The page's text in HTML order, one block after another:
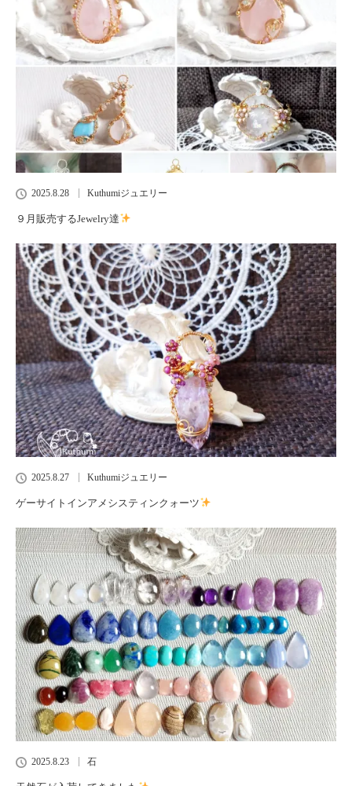
2025.8.28 Kuthumiジュエリー
９月販売するJewelry達
2025.8.27 Kuthumiジュエリー
ゲーサイトインアメシスティンクォーツ
2025.8.23 石